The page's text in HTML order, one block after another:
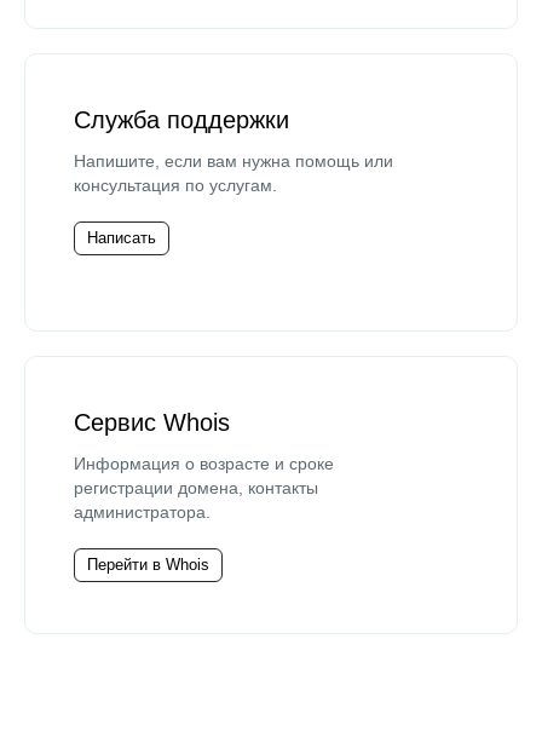
Служба поддержки
Напишите, если вам нужна помощь или
консультация по услугам.
Написать
Сервис Whois
Информация о возрасте и сроке
регистрации домена, контакты
администратора.
Перейти в Whois